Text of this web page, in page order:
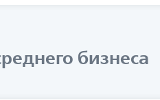
бизнеса